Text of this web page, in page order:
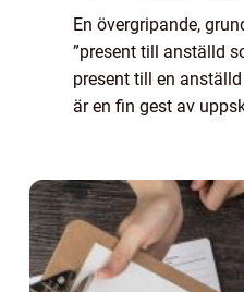
En övergripande,
”present till anställd
present till en
är en fin gest av